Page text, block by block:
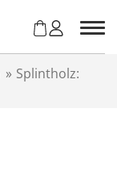
» Splintholz: